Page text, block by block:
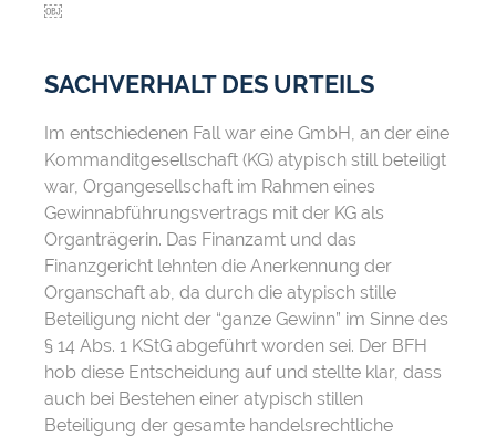
￼
SACHVERHALT DES URTEILS
Im entschiedenen Fall war eine GmbH, an der eine
Kommanditgesellschaft (KG) atypisch still beteiligt
war, Organgesellschaft im Rahmen eines
Gewinnabführungsvertrags mit der KG als
Organträgerin. Das Finanzamt und das
Finanzgericht lehnten die Anerkennung der
Organschaft ab, da durch die atypisch stille
Beteiligung nicht der “ganze Gewinn” im Sinne des
§ 14 Abs. 1 KStG abgeführt worden sei. Der BFH
hob diese Entscheidung auf und stellte klar, dass
auch bei Bestehen einer atypisch stillen
Beteiligung der gesamte handelsrechtliche